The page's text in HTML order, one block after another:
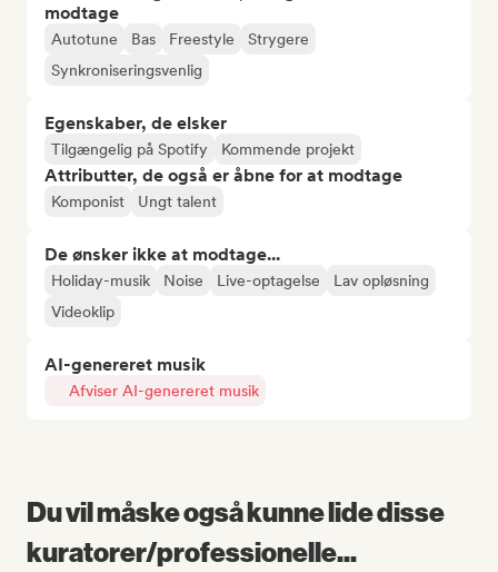
modtage
Autotune Bas Freestyle
Strygere
Synkroniseringsvenlig
Egenskaber, de elsker
Tilgængelig på Spotify Kommende projekt
Attributter, de også er åbne for at modtage
Komponist Ungt talent
De ønsker ikke at modtage...
Holiday-musik Noise Live-optagelse
Lav opløsning
Videoklip
AI-genereret musik
Afviser AI-genereret musik
Du vil måske også kunne lide disse
kuratorer/professionelle...